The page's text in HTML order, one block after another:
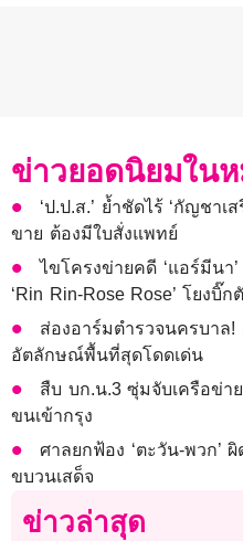
ข่าวยอดนิยมใน
‘ป.ป.ส.’ ย้ำชัดไร้ ‘กัญชา
ขาย ต้องมีใบสั่งแพทย์
ไขโครงข่ายคดี ‘แอร์มีนา
‘Rin Rin-Rose Rose’ โยงบิ๊ก
ส่องอาร์มตำรวจนครบาล
อัตลักษณ์พื้นที่สุดโดดเด่น
สืบ บก.น.3 ซุ่มจับเครือข่า
ขนเข้ากรุง
ศาลยกฟ้อง ‘ตะวัน-พวก’
ขบวนเสด็จ
ข่าวล่าสุด